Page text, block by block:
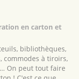
en carton et
bibliothèques,
commodes à tiroirs,
On peut tout faire